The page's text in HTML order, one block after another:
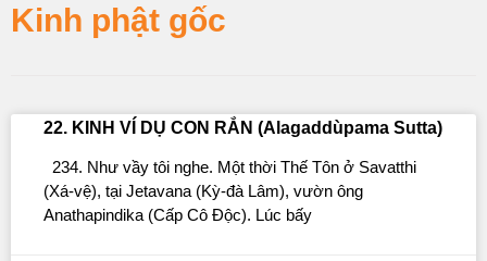
Kinh phật gốc
22. KINH VÍ DỤ CON RẮN (Alagaddùpama Sutta)
234. Như vầy tôi nghe. Một thời Thế Tôn ở Savatthi
(Xá-vệ), tại Jetavana (Kỳ-đà Lâm), vườn ông
Anathapindika (Cấp Cô Ðộc). Lúc bấy